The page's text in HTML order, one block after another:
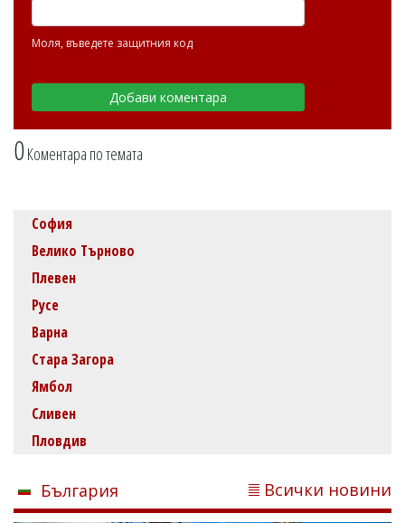
0Коментара по темата
Моля, въведете защитния код
София
Велико Търново
Плевен
Русе
Варна
Стара Загора
Ямбол
Сливен
Пловдив
България Всички новини